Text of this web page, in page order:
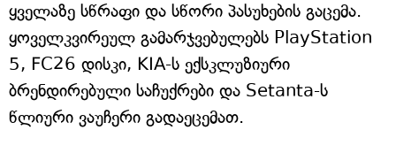
ყველაზე სწრაფი და სწორი პასუხების გაცემა.
ყოველკვირეულ გამარჯვებულებს PlayStation
5, FC26 დისკი, KIA-ს ექსკლუზიური
ბრენდირებული საჩუქრები და Setanta-ს
წლიური ვაუჩერი გადაეცემათ.